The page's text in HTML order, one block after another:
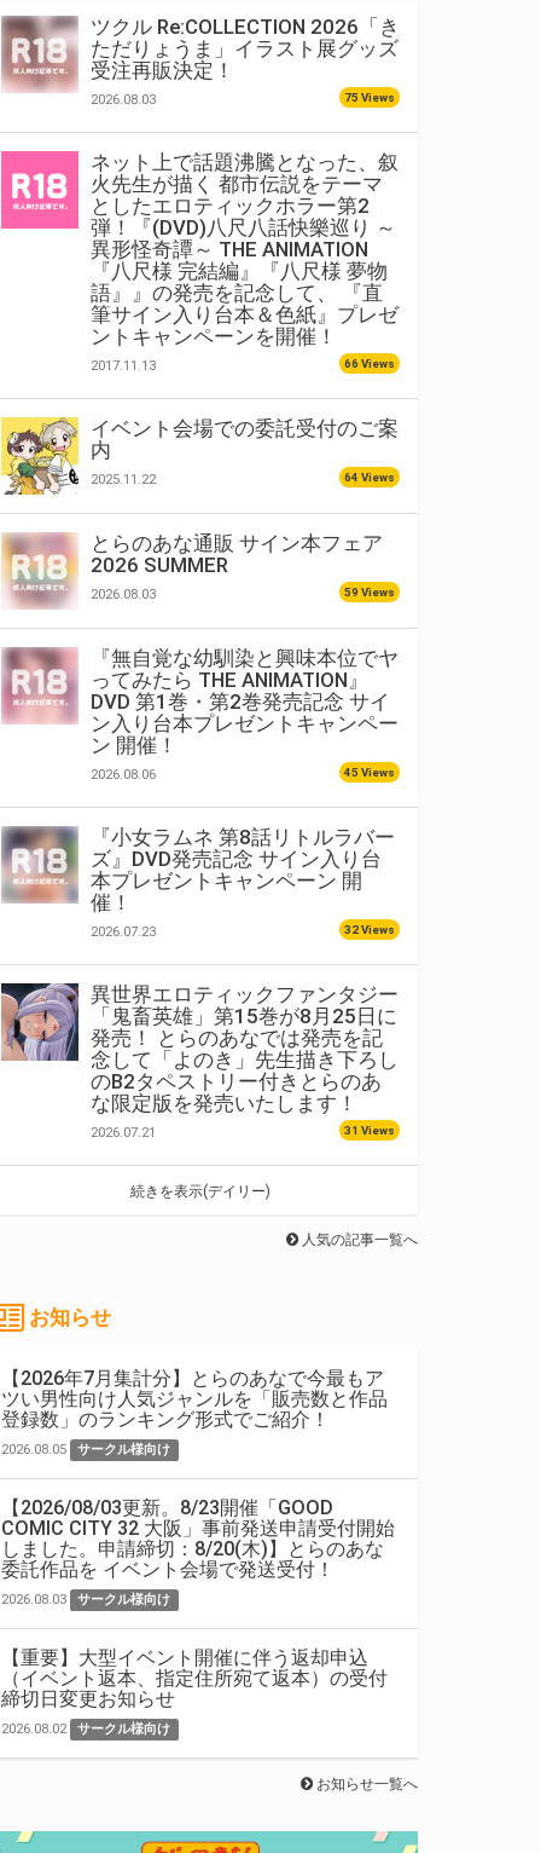
ツクル Re:COLLECTION 2026「き
ただりょうま」イラスト展グッズ
受注再販決定！
2026.08.03 75 Views
ネット上で話題沸騰となった、叙
火先生が描く 都市伝説をテーマ
としたエロティックホラー第2
弾！『(DVD)八尺八話快樂巡り ～
異形怪奇譚～ THE ANIMATION
『八尺様 完結編』『八尺様 夢物
語』』の発売を記念して、 『直
筆サイン入り台本＆色紙』プレゼ
ントキャンペーンを開催！
2017.11.13 66 Views
イベント会場での委託受付のご案
内
2025.11.22 64 Views
とらのあな通販 サイン本フェア
2026 SUMMER
2026.08.03 59 Views
『無自覚な幼馴染と興味本位でヤ
ってみたら THE ANIMATION』
DVD 第1巻・第2巻発売記念 サイ
ン入り台本プレゼントキャンペー
ン 開催！
2026.08.06 45 Views
『小女ラムネ 第8話リトルラバー
ズ』DVD発売記念 サイン入り台
本プレゼントキャンペーン 開
催！
2026.07.23 32 Views
異世界エロティックファンタジー
「鬼畜英雄」第15巻が8月25日に
発売！ とらのあなでは発売を記
念して「よのき」先生描き下ろし
のB2タペストリー付きとらのあ
な限定版を発売いたします！
2026.07.21 31 Views
続きを表示(デイリー)
人気の記事一覧へ
お知らせ
【2026年7月集計分】とらのあなで今最もア
ツい男性向け人気ジャンルを「販売数と作品
登録数」のランキング形式でご紹介！
2026.08.05 サークル様向け
【2026/08/03更新。8/23開催「GOOD
COMIC CITY 32 大阪」事前発送申請受付開始
しました。申請締切：8/20(木)】とらのあな
委託作品を イベント会場で発送受付！
2026.08.03 サークル様向け
【重要】大型イベント開催に伴う返却申込
（イベント返本、指定住所宛て返本）の受付
締切日変更お知らせ
2026.08.02 サークル様向け
お知らせ一覧へ